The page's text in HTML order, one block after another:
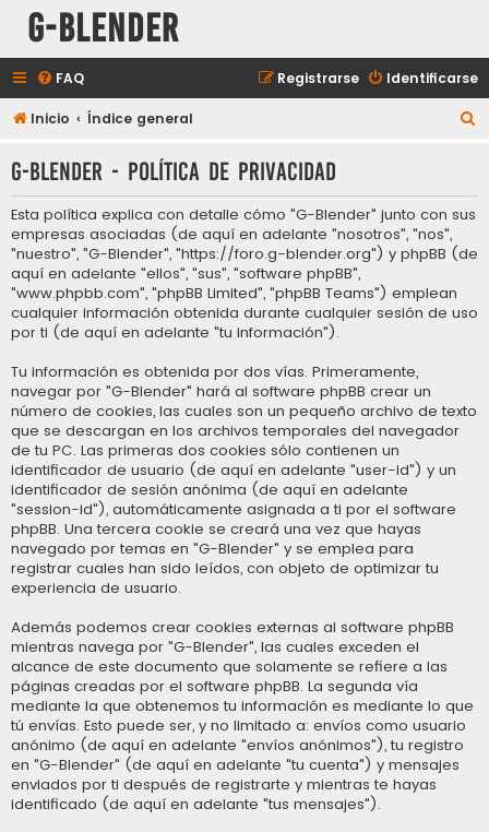
G-Blender
FAQ Identificarse
Registrarse
Inicio Índice general
c
G-Blender - Política de privacidad
Esta política explica con detalle cómo "G-Blender" junto con sus
empresas asociadas (de aquí en adelante "nosotros", "nos",
"nuestro", "G-Blender", "https://foro.g-blender.org") y phpBB (de
aquí en adelante "ellos", "sus", "software phpBB",
"www.phpbb.com", "phpBB Limited", "phpBB Teams") emplean
cualquier información obtenida durante cualquier sesión de uso
por ti (de aquí en adelante "tu información").
Tu información es obtenida por dos vías. Primeramente,
navegar por "G-Blender" hará al software phpBB crear un
número de cookies, las cuales son un pequeño archivo de texto
que se descargan en los archivos temporales del navegador
de tu PC. Las primeras dos cookies sólo contienen un
identificador de usuario (de aquí en adelante "user-id") y un
identificador de sesión anónima (de aquí en adelante
"session-id"), automáticamente asignada a ti por el software
phpBB. Una tercera cookie se creará una vez que hayas
navegado por temas en "G-Blender" y se emplea para
registrar cuales han sido leídos, con objeto de optimizar tu
experiencia de usuario.
Además podemos crear cookies externas al software phpBB
mientras navega por "G-Blender", las cuales exceden el
alcance de este documento que solamente se refiere a las
páginas creadas por el software phpBB. La segunda vía
mediante la que obtenemos tu información es mediante lo que
tú envías. Esto puede ser, y no limitado a: envíos como usuario
anónimo (de aquí en adelante "envíos anónimos"), tu registro
en "G-Blender" (de aquí en adelante "tu cuenta") y mensajes
enviados por ti después de registrarte y mientras te hayas
identificado (de aquí en adelante "tus mensajes").